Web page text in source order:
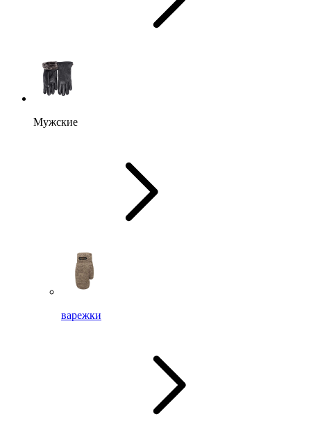
Мужские
варежки